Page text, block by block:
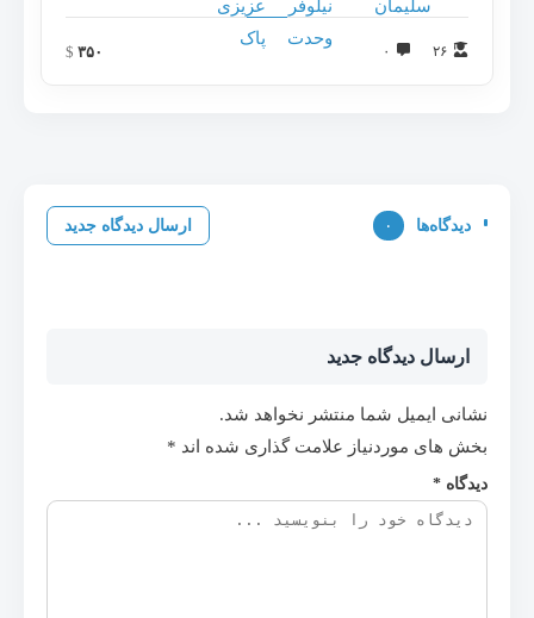
۲۶ ۰ ۳۵۰ $
دیدگاه‌ها ۰ ارسال دیدگاه جدید
ارسال دیدگاه جدید
نشانی ایمیل شما منتشر نخواهد شد.
بخش های موردنیاز علامت گذاری شده اند *
دیدگاه *